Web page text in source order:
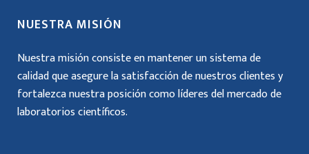
NUESTRA MISIÓN
Nuestra misión consiste en mantener un sistema de
calidad que asegure la satisfacción de nuestros clientes y
fortalezca nuestra posición como líderes del mercado de
laboratorios científicos.